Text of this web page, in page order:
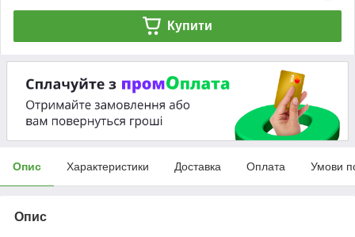
Купити
Опис Характеристики Доставка Оплата Умови
Опис